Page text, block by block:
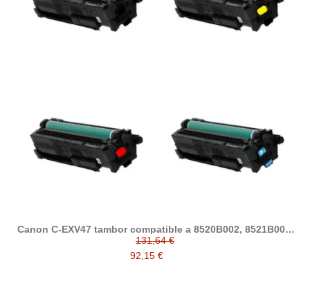
Canon C-EXV47 tambor compatible a 8520B002, 8521B002,
8522B002, 8523B002
131,64 €
92,15 €